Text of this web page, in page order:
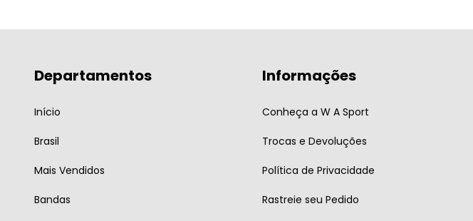
Departamentos
Início
Brasil
Mais Vendidos
Bandas
Informações
Conheça a W A Sport
Trocas e Devoluções
Política de Privacidade
Rastreie seu Pedido